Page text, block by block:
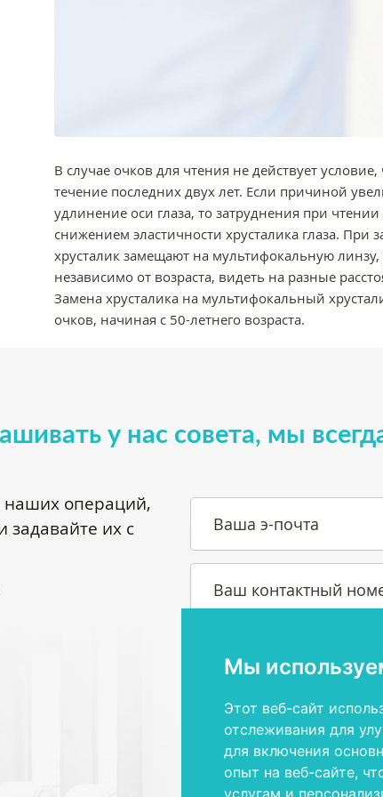
Мы
Этот веб-сайт
отслеживания для
для включения
опыт на веб-сайте,
услугам и
В случае очков для чтения не действует
течение последних двух лет. Если причиной
удлинение оси глаза, то затруднения при
снижением эластичности хрусталика глаза. При
хрусталик замещают на мультифокальную
независимо от возраста, видеть на разные
Замена хрусталика на мультифокальный
очков, начиная с 50-летнего возраста.
у нас совета, мы
наших операций,
задавайте их с
Ваша э-почта
Ваш контактный
Я прочитал и согласен с